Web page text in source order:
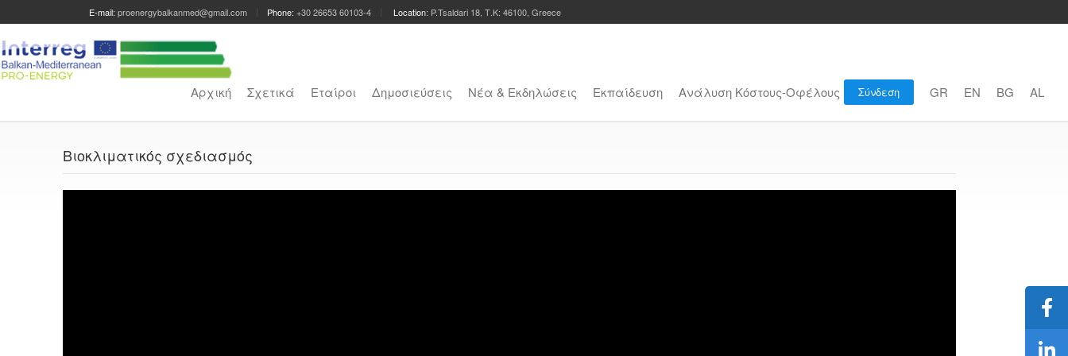
E-mail: proenergybalkanmed@gmail.com Phone: +30 26653 60103-4 Location: P.Tsaldari 18, Τ.Κ: 46100, Greece
Αρχική Σχετικά Εταίροι Δημοσιεύσεις Νέα & Εκδηλώσεις Εκπαίδευση Ανάλυση Κόστους-Οφέλους Σύνδεση GR EN BG AL
Βιοκλιματικός σχεδιασμός